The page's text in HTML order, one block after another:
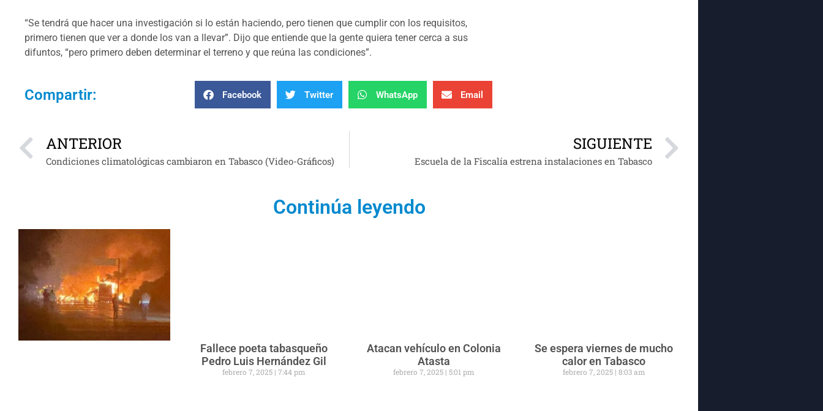
“Se tendrá que hacer una investigación si lo están haciendo, pero tienen que cumplir con los requisitos,
primero tienen que ver a donde los van a llevar”. Dijo que entiende que la gente quiera tener cerca a sus
difuntos, “pero primero deben determinar el terreno y que reúna las condiciones”.
Compartir: Facebook Twitter WhatsApp Email
ANTERIOR
Condiciones climatológicas cambiaron en Tabasco (Video-Gráficos)
SIGUIENTE
Escuela de la Fiscalía estrena instalaciones en Tabasco
Continúa leyendo
Fallece poeta tabasqueño
Pedro Luis Hernández Gil
febrero 7, 2025 7:44 pm
Atacan vehículo en Colonia
Atasta
febrero 7, 2025 5:01 pm
Se espera viernes de mucho
calor en Tabasco
febrero 7, 2025 8:03 am